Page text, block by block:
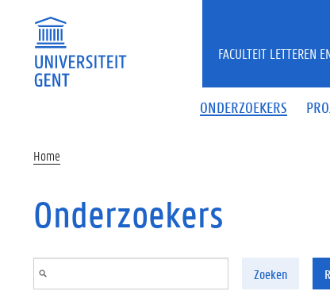
ONDERZOEKERS
FACULTEIT LETTEREN
Home
Onderzoekers
Zoeken